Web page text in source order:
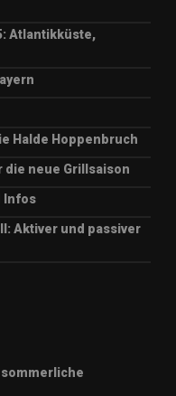
Atlantikküste,
Halde Hoppenbruch
neue Grillsaison
Infos
Aktiver und passiver
sommerliche